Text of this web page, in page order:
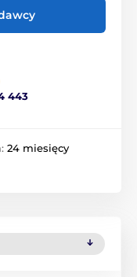
443
24 miesięcy